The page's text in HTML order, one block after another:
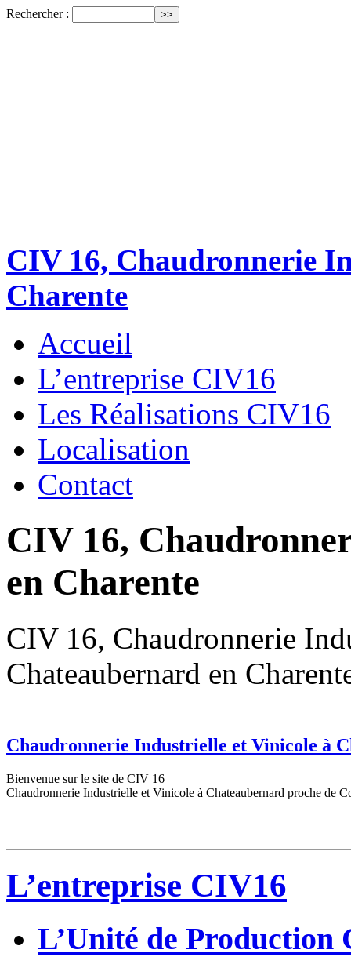
Rechercher :
CIV 16, Chaudronnerie
Charente
Accueil
L’entreprise CIV16
Les Réalisations CIV16
Localisation
Contact
CIV 16,
en Charente
CIV 16, Chaudronnerie
Chateaubernard en
Chaudronnerie Industrielle et Vinicole à
Bienvenue sur le site de CIV 16
Chaudronnerie Industrielle et Vinicole à Chateaubernard proche de
L’entreprise CIV16
L’Unité de Production